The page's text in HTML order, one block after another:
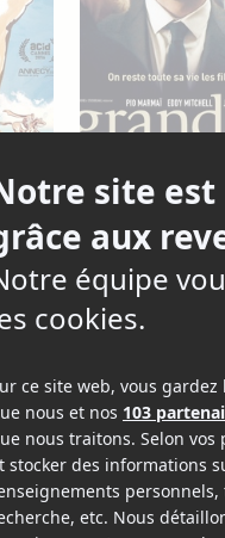
Grand départ
v.o.f.